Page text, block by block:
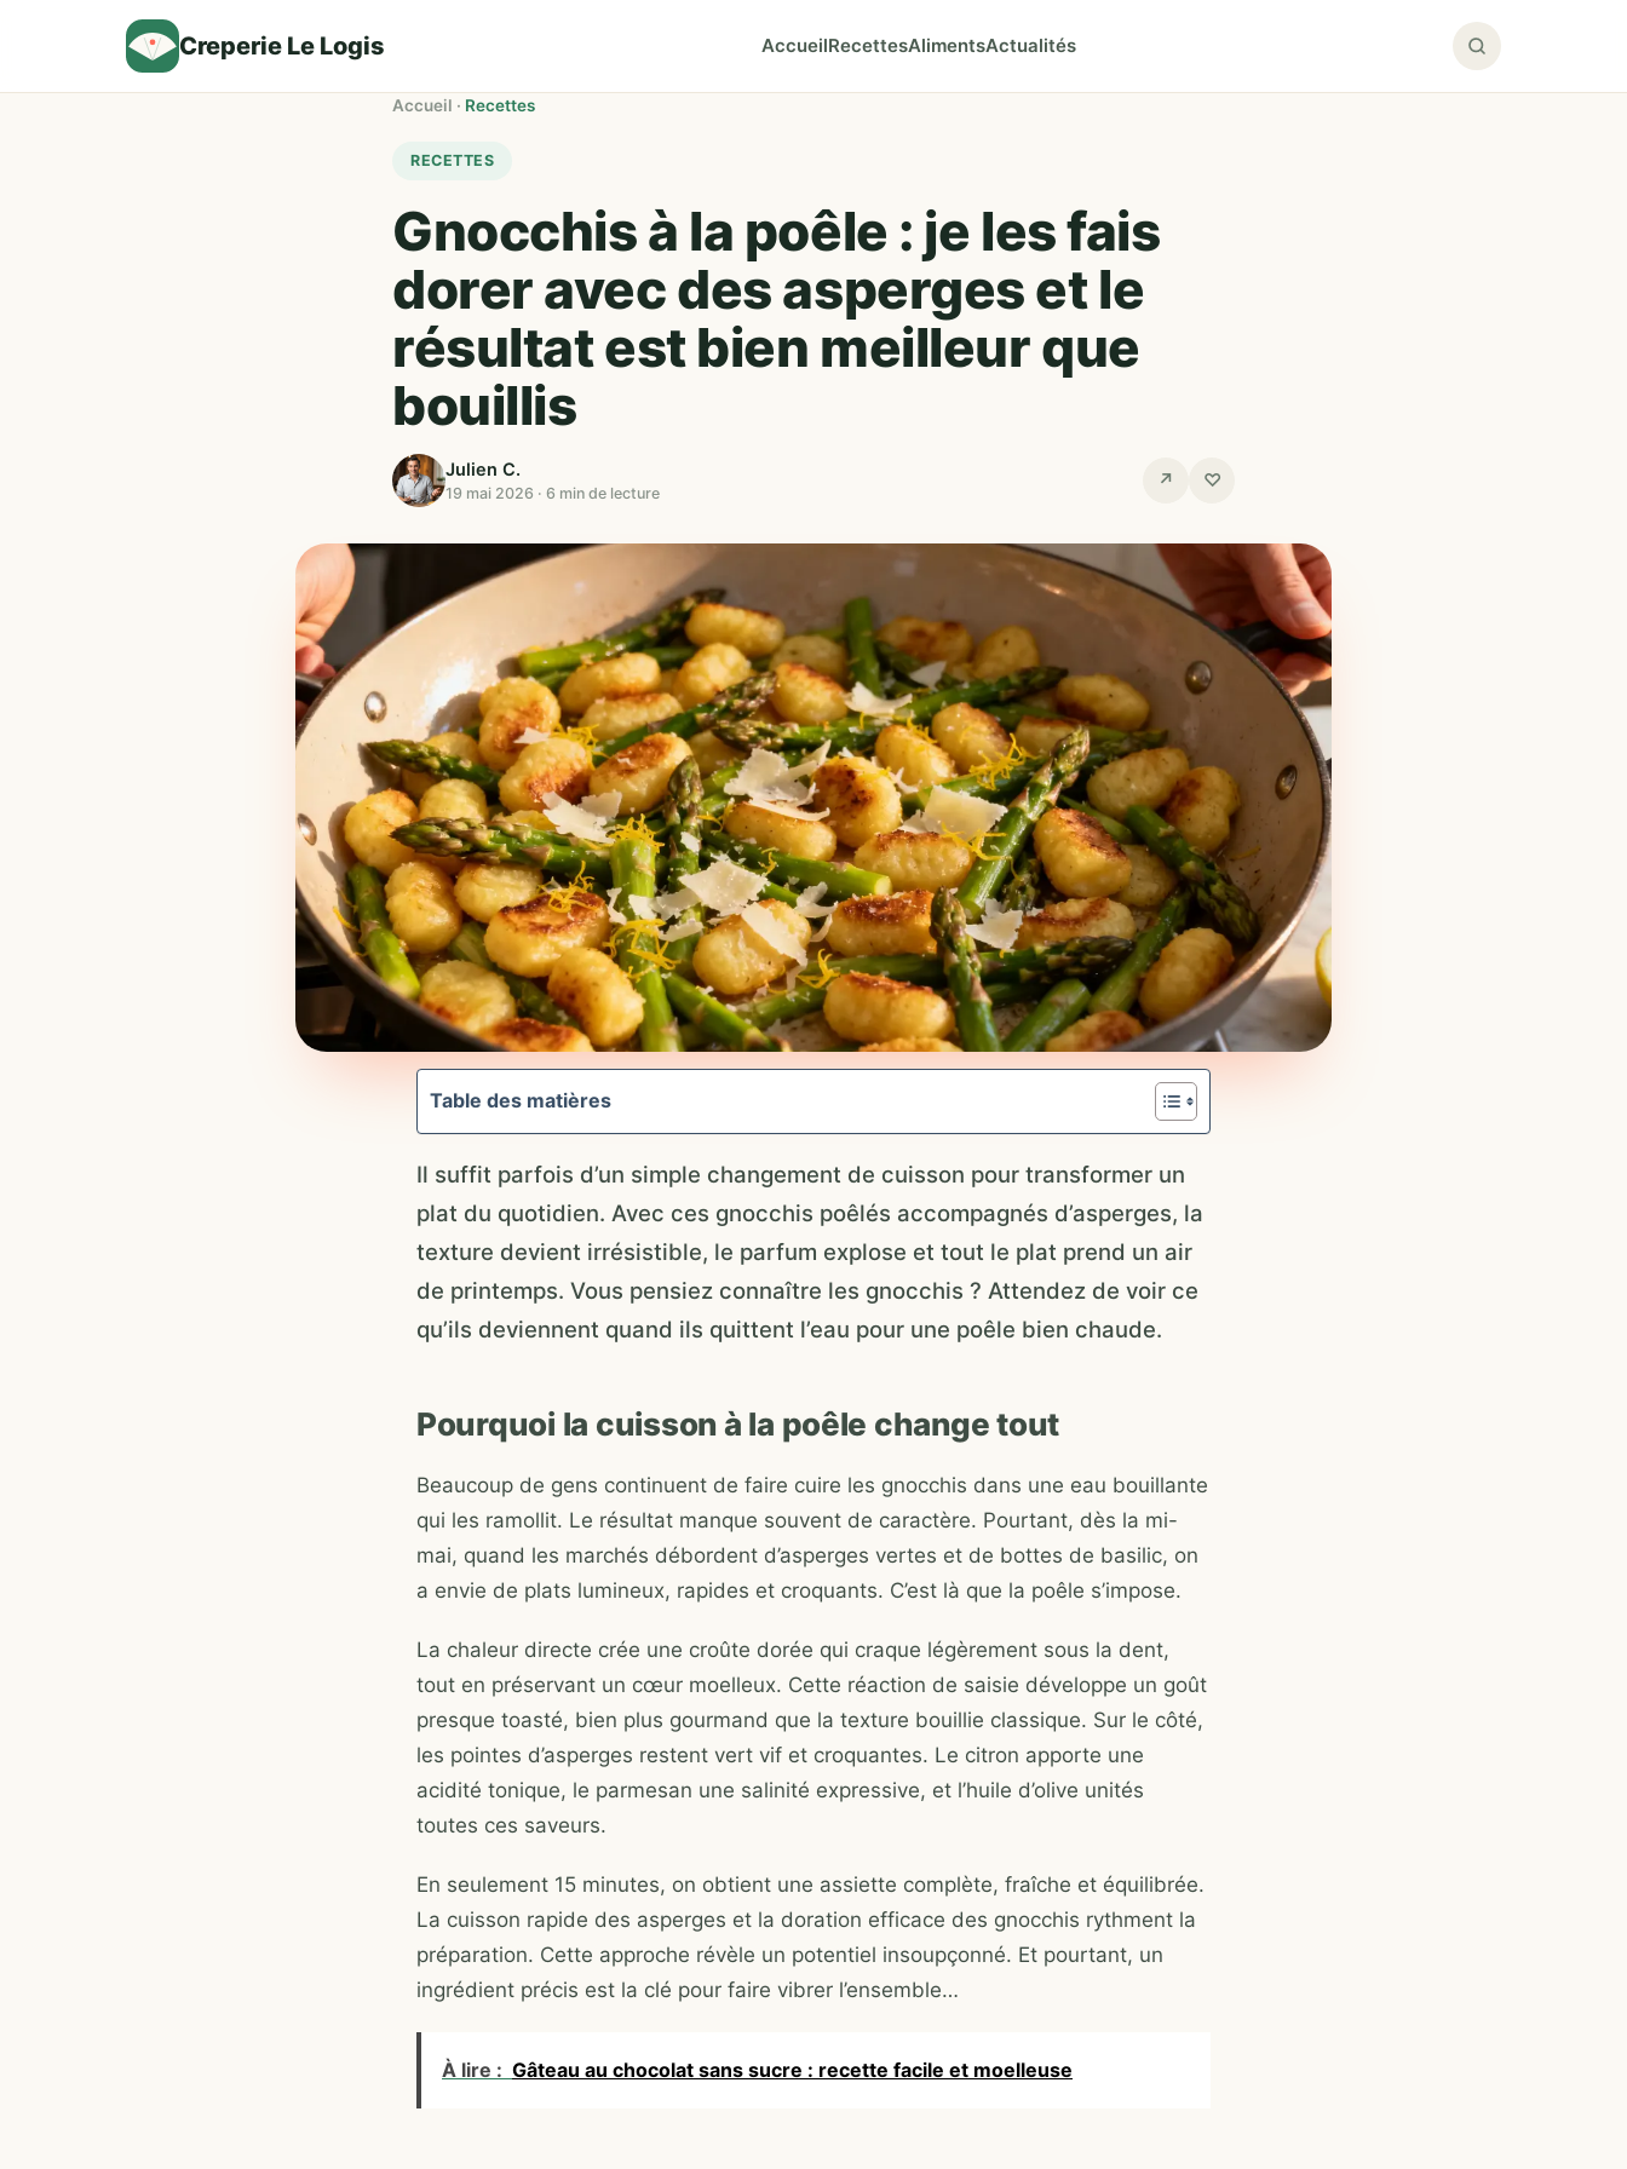
Creperie Le Logis AccueilRecettesAlimentsActualités
Accueil · Recettes
RECETTES
Gnocchis à la poêle : je les fais
dorer avec des asperges et le
résultat est bien meilleur que
bouillis
Julien C.
19 mai 2026 · 6 min de lecture
↗ ♡
Table des matières
Il suffit parfois d’un simple changement de cuisson pour transformer un
plat du quotidien. Avec ces gnocchis poêlés accompagnés d’asperges, la
texture devient irrésistible, le parfum explose et tout le plat prend un air
de printemps. Vous pensiez connaître les gnocchis ? Attendez de voir ce
qu’ils deviennent quand ils quittent l’eau pour une poêle bien chaude.
Pourquoi la cuisson à la poêle change tout
Beaucoup de gens continuent de faire cuire les gnocchis dans une eau bouillante
qui les ramollit. Le résultat manque souvent de caractère. Pourtant, dès la mi-
mai, quand les marchés débordent d’asperges vertes et de bottes de basilic, on
a envie de plats lumineux, rapides et croquants. C’est là que la poêle s’impose.
La chaleur directe crée une croûte dorée qui craque légèrement sous la dent,
tout en préservant un cœur moelleux. Cette réaction de saisie développe un goût
presque toasté, bien plus gourmand que la texture bouillie classique. Sur le côté,
les pointes d’asperges restent vert vif et croquantes. Le citron apporte une
acidité tonique, le parmesan une salinité expressive, et l’huile d’olive unités
toutes ces saveurs.
En seulement 15 minutes, on obtient une assiette complète, fraîche et équilibrée.
La cuisson rapide des asperges et la doration efficace des gnocchis rythment la
préparation. Cette approche révèle un potentiel insoupçonné. Et pourtant, un
ingrédient précis est la clé pour faire vibrer l’ensemble…
À lire : Gâteau au chocolat sans sucre : recette facile et moelleuse